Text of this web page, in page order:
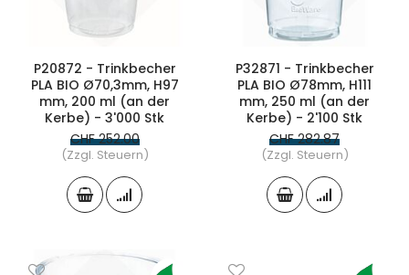
P20872 - Trinkbecher
PLA BIO Ø70,3mm, H97
mm, 200 ml (an der
Kerbe) - 3'000 Stk
CHF 252.00
(Zzgl. Steuern)
P32871 - Trinkbecher
PLA BIO Ø78mm, H111
mm, 250 ml (an der
Kerbe) - 2'100 Stk
CHF 282.87
(Zzgl. Steuern)